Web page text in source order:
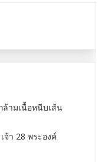
ามเนื้อหนีบเส้น
จ้า 28 พระองค์